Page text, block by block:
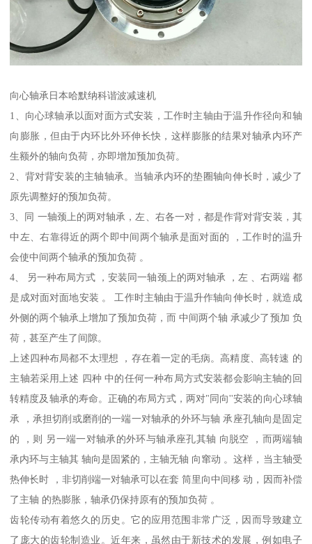
向心轴承日本哈默纳科谐波减速机
1、向心球轴承以面对面方式安装，工作时主轴由于温升作径向和轴
向膨胀，但由于内环比外环伸长快，这样膨胀的结果对轴承内环产
生额外的轴向负荷，亦即增加预加负荷。
2、背对背安装的主轴轴承。当轴承内环的垫圈轴向伸长时，减少了
原先调整好的预加负荷。
3、同 一轴颈上的两对轴承，左、右各一对，都是作背对背安装，其
中左、右靠得近的两个即中间两个轴承是面对面的 ，工作时的温升
会使中间两个轴承的预加负荷 。
4、 另一种布局方式 ，安装同一轴颈上的两对轴承 ，左 、右两端 都
是成对面对面地安装 。 工作时主轴由于温升作轴向伸长时，就造成
外侧的两个轴承上增加了预加负荷，而 中间两个轴 承减少了预加 负
荷，甚至产生了间隙。
上述四种布局都不太理想 ，存在着一定的毛病。高精度、高转速 的
主轴若采用上述 四种 中的任何一种布局方式安装都会影响主轴的回
转精度及轴承的寿命。正确的布局方式，两对"同向''安装的向心球轴
承 ，承担切削或磨削的一端一对轴承的外环与轴 承座孔轴向是固定
的 ，则 另一端一对轴承的外环与轴承座孔其轴 向脱空 ，而两端轴
承内环与主轴其 轴向是固紧的，主轴无轴 向窜动 。这样，当主轴受
热伸长时 ，非切削端一对轴承可以在套 筒里向中间移 动，因而补偿
了主轴 的热膨胀，轴承仍保持原有的预加负荷 。
齿轮传动有着悠久的历史。它的应用范围非常广泛，因而导致建立
了庞大的齿轮制造业。近年来，虽然由于新技术的发展，例如电子